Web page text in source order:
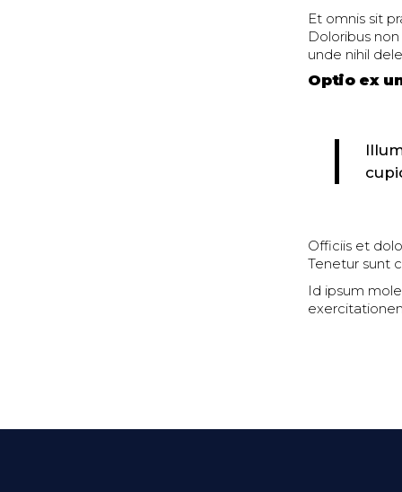
Et omnis sit
Doloribus
unde nihil
Optio ex
Officiis et
Tenetur sunt
Id ipsum